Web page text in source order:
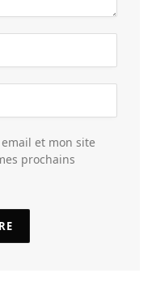
et mon site
prochains